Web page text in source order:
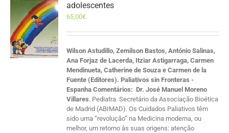
adolescentes
65,00€
Wilson Astudillo, Zemilson Bastos, António Salinas,
Ana Forjaz de Lacerda, Itziar Astigarraga, Carmen
Mendinueta, Catherine de Souza e Carmen de la
Fuente (Editores). Paliativos sin Fronteras -
Espanha Comentários: Dr. José Manuel Moreno
Villares. Pediatra. Secretário da Associação Bioética
de Madrid (ABIMAD). Os Cuidados Paliativos têm
sido uma “revolução” na Medicina moderna, ou
melhor, um retorno às suas origens: atenção